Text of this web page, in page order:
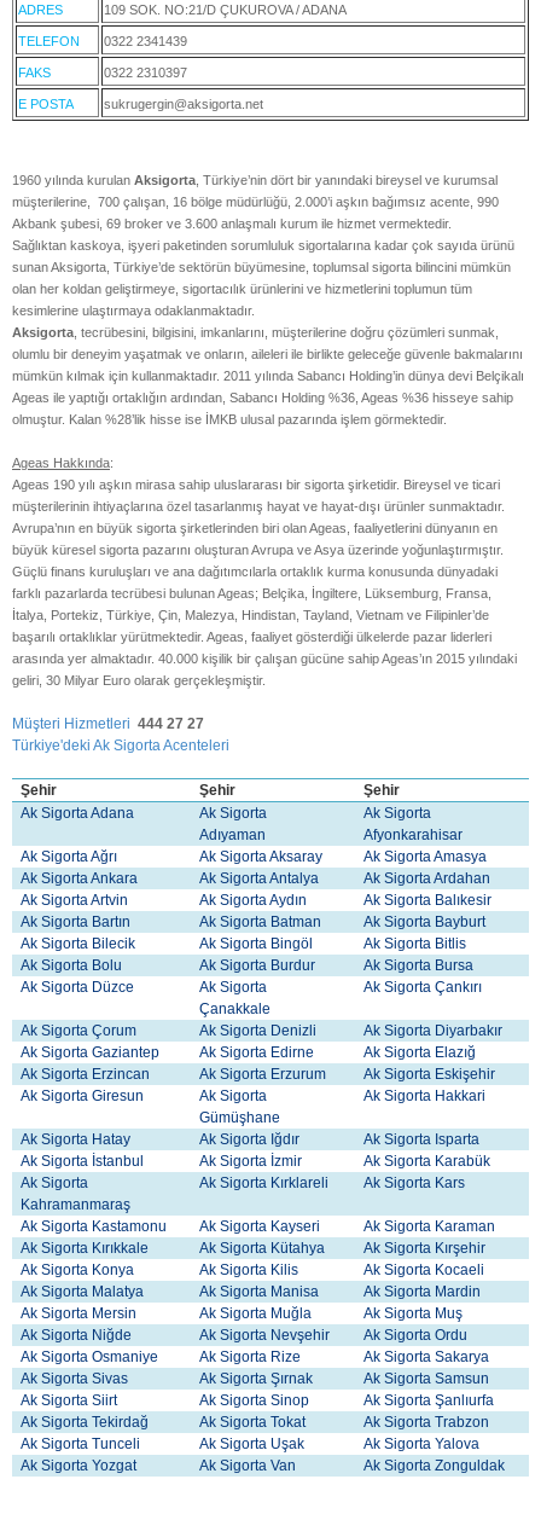
ADRES 109 SOK. NO:21/D ÇUKUROVA / ADANA
TELEFON 0322 2341439
FAKS 0322 2310397
E POSTA sukrugergin@aksigorta.net
1960 yılında kurulan Aksigorta , Türkiye’nin dört bir yanındaki bireysel ve kurumsal
müşterilerine, 700 çalışan, 16 bölge müdürlüğü, 2.000’i aşkın bağımsız acente, 990
Akbank şubesi, 69 broker ve 3.600 anlaşmalı kurum ile hizmet vermektedir.
Sağlıktan kaskoya, işyeri paketinden sorumluluk sigortalarına kadar çok sayıda ürünü
sunan Aksigorta, Türkiye’de sektörün büyümesine, toplumsal sigorta bilincini mümkün
olan her koldan geliştirmeye, sigortacılık ürünlerini ve hizmetlerini toplumun tüm
kesimlerine ulaştırmaya odaklanmaktadır.
Aksigorta , tecrübesini, bilgisini, imkanlarını, müşterilerine doğru çözümleri sunmak,
olumlu bir deneyim yaşatmak ve onların, aileleri ile birlikte geleceğe güvenle bakmalarını
mümkün kılmak için kullanmaktadır. 2011 yılında Sabancı Holding’in dünya devi Belçikalı
Ageas ile yaptığı ortaklığın ardından, Sabancı Holding %36, Ageas %36 hisseye sahip
olmuştur. Kalan %28’lik hisse ise İMKB ulusal pazarında işlem görmektedir.
Ageas Hakkında:
Ageas 190 yılı aşkın mirasa sahip uluslararası bir sigorta şirketidir. Bireysel ve ticari
müşterilerinin ihtiyaçlarına özel tasarlanmış hayat ve hayat-dışı ürünler sunmaktadır.
Avrupa’nın en büyük sigorta şirketlerinden biri olan Ageas, faaliyetlerini dünyanın en
büyük küresel sigorta pazarını oluşturan Avrupa ve Asya üzerinde yoğunlaştırmıştır.
Güçlü finans kuruluşları ve ana dağıtımcılarla ortaklık kurma konusunda dünyadaki
farklı pazarlarda tecrübesi bulunan Ageas; Belçika, İngiltere, Lüksemburg, Fransa,
İtalya, Portekiz, Türkiye, Çin, Malezya, Hindistan, Tayland, Vietnam ve Filipinler’de
başarılı ortaklıklar yürütmektedir. Ageas, faaliyet gösterdiği ülkelerde pazar liderleri
arasında yer almaktadır. 40.000 kişilik bir çalışan gücüne sahip Ageas’ın 2015 yılındaki
geliri, 30 Milyar Euro olarak gerçekleşmiştir.
Müşteri Hizmetleri 444 27 27
Türkiye'deki Ak Sigorta Acenteleri
Şehir Şehir
Şehir
Ak Sigorta Adana
Ak Sigorta
Adıyaman
Ak Sigorta
Afyonkarahisar
Ak Sigorta Ağrı
Ak Sigorta Aksaray
Ak Sigorta Amasya
Ak Sigorta Ankara
Ak Sigorta Antalya
Ak Sigorta Ardahan
Ak Sigorta Artvin
Ak Sigorta Aydın
Ak Sigorta Balıkesir
Ak Sigorta Bartın
Ak Sigorta Batman
Ak Sigorta Bayburt
Ak Sigorta Bilecik
Ak Sigorta Bingöl
Ak Sigorta Bitlis
Ak Sigorta Bolu
Ak Sigorta Burdur
Ak Sigorta Bursa
Ak Sigorta Düzce
Ak Sigorta
Çanakkale
Ak Sigorta Çankırı
Ak Sigorta Çorum Ak Sigorta Denizli
Ak Sigorta Diyarbakır
Ak Sigorta Gaziantep
Ak Sigorta Edirne
Ak Sigorta Elazığ
Ak Sigorta Erzincan
Ak Sigorta Erzurum
Ak Sigorta Eskişehir
Ak Sigorta Giresun
Ak Sigorta
Gümüşhane
Ak Sigorta Hakkari
Ak Sigorta Hatay Ak Sigorta Iğdır
Ak Sigorta Isparta
Ak Sigorta İstanbul
Ak Sigorta İzmir
Ak Sigorta Karabük
Ak Sigorta
Kahramanmaraş
Ak Sigorta Kırklareli Ak Sigorta Kars
Ak Sigorta Kastamonu Ak Sigorta Kayseri
Ak Sigorta Karaman
Ak Sigorta Kırıkkale
Ak Sigorta Kütahya
Ak Sigorta Kırşehir
Ak Sigorta Konya
Ak Sigorta Kilis
Ak Sigorta Kocaeli
Ak Sigorta Malatya
Ak Sigorta Manisa
Ak Sigorta Mardin
Ak Sigorta Mersin
Ak Sigorta Muğla
Ak Sigorta Muş
Ak Sigorta Niğde
Ak Sigorta Nevşehir
Ak Sigorta Ordu
Ak Sigorta Osmaniye
Ak Sigorta Rize
Ak Sigorta Sakarya
Ak Sigorta Sivas
Ak Sigorta Şırnak
Ak Sigorta Samsun
Ak Sigorta Siirt
Ak Sigorta Sinop
Ak Sigorta Şanlıurfa
Ak Sigorta Tekirdağ
Ak Sigorta Tokat
Ak Sigorta Trabzon
Ak Sigorta Tunceli
Ak Sigorta Uşak
Ak Sigorta Yalova
Ak Sigorta Yozgat
Ak Sigorta Van Ak Sigorta Zonguldak